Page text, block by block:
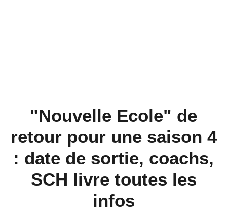
"Nouvelle Ecole" de
retour pour une saison 4
: date de sortie, coachs,
SCH livre toutes les
infos